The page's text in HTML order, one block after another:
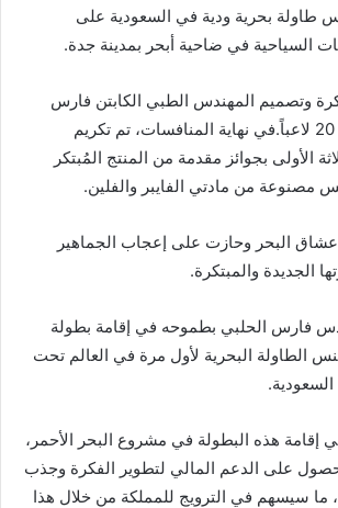
طاولة بحرية ودية في السعودية على
السياحية في ضاحية أبحر بمدينة جدة.
وتصميم المهندس الطبي الكابتن فارس
الحلبي، وشارك فيها 20 لاعباً.في نهاية المنافسات، تم تكريم
الأولى بجوائز مقدمة من المنتج المُبتكر
مصنوعة من مادتي الفايبر والفلين.
عشاق البحر وحازت على إعجاب الجماهير
الجديدة والمبتكرة.
فارس الحلبي بطموحه في إقامة بطولة
الطاولة البحرية لأول مرة في العالم تحت
السعودية.
إقامة هذه البطولة في مشروع البحر الأحمر،
على الدعم المالي لتطوير الفكرة وجذب
ما سيسهم في الترويج للمملكة من خلال هذا